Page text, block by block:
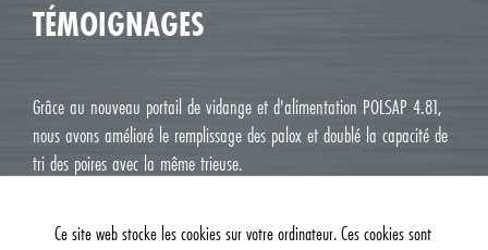
TÉMOIGNAGES
Grâce au nouveau portail de vidange et d'alimentation POLSAP 4.81,
nous avons amélioré le remplissage des palox et doublé la capacité de
tri des poires avec la même trieuse.
Ce site web stocke les cookies sur votre ordinateur. Ces cookies sont